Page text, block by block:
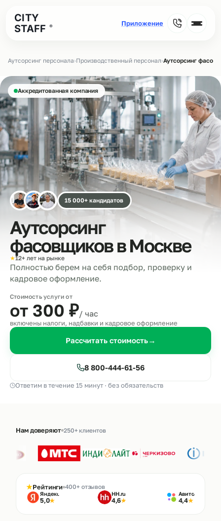
CITY
STAFF
®
Аутсорсинг персонала›Производственный персонал›Аутсорсинг
Аккредитованная компания
15 000+ кандидатов
Аутсорсинг
фасовщиков вМоскве
★12+ лет на рынке
Полностью берем на себя подбор, проверку и
кадровое оформление.
Стоимость услуги от
от 300 ₽/ час
включены налоги, надбавки и кадровое оформление
Рассчитать стоимость→
8 800-444-61-56
Ответим в течение 15 минут · без обязательств
Нам доверяют 250+ клиентов
★Рейтинги 400+ отзывов
Яндекс
5,0★
HH.ru
4,6★
Авито
4,4★